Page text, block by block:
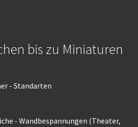
bis zu Miniaturen
- Standarten
- Wandbespannungen (Theater,